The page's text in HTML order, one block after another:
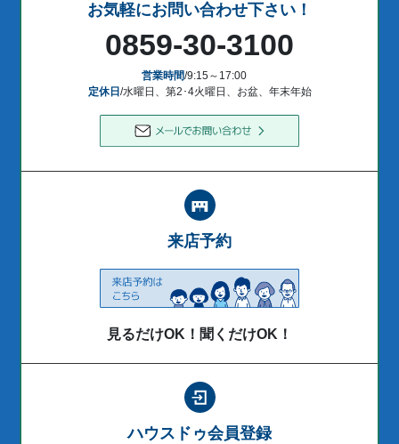
お気軽にお問い合わせ下さい！
0859-30-3100
営業時間/9:15～17:00
定休日 /水曜日、第2･4火曜日、お盆、年末年始
来店予約
見るだけOK！聞くだけOK！
ハウスドゥ会員登録